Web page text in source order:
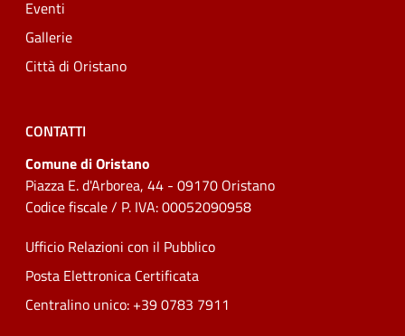
Eventi
Gallerie
Città di Oristano
CONTATTI
Comune di Oristano
Piazza E. d'Arborea, 44 - 09170 Oristano
Codice fiscale / P. IVA: 00052090958
Ufficio Relazioni con il Pubblico
Posta Elettronica Certificata
Centralino unico: +39 0783 7911